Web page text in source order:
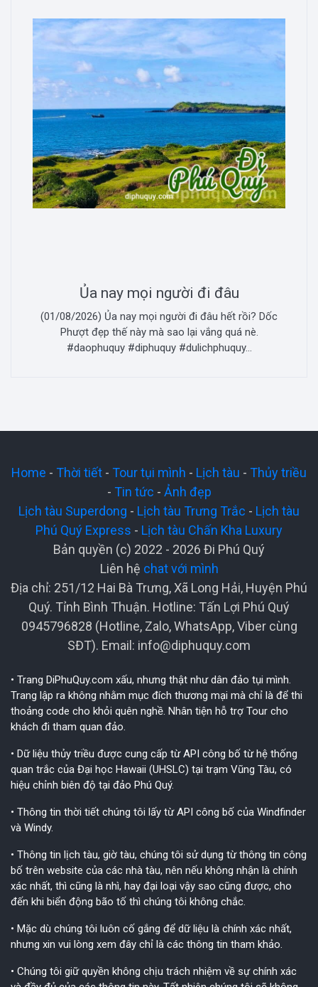
Ủa nay mọi người đi đâu
(01/08/2026) Ủa nay mọi người đi đâu hết rồi? Dốc
Phượt đẹp thế này mà sao lại vắng quá nè.
#daophuquy #diphuquy #dulichphuquy...
Home - Thời tiết - Tour tụi mình - Lịch tàu - Thủy triều
- Tin tức - Ảnh đẹp
Lịch tàu Superdong - Lịch tàu Trưng Trắc - Lịch tàu
Phú Quý Express - Lịch tàu Chấn Kha Luxury
Bản quyền (c) 2022 - 2026 Đi Phú Quý
Liên hệ chat với mình
Địa chỉ: 251/12 Hai Bà Trưng, Xã Long Hải, Huyện Phú
Quý. Tỉnh Bình Thuận. Hotline: Tấn Lợi Phú Quý
0945796828 (Hotline, Zalo, WhatsApp, Viber cùng
SĐT). Email: info@diphuquy.com
• Trang DiPhuQuy.com xấu, nhưng thật như dân đảo tụi mình.
Trang lập ra không nhằm mục đích thương mại mà chỉ là để thi
thoảng code cho khỏi quên nghề. Nhân tiện hỗ trợ Tour cho
khách đi tham quan đảo.
• Dữ liệu thủy triều được cung cấp từ API công bố từ hệ thống
quan trắc của Đại học Hawaii (UHSLC) tại trạm Vũng Tàu, có
hiệu chỉnh biên độ tại đảo Phú Quý.
• Thông tin thời tiết chúng tôi lấy từ API công bố của Windfinder
và Windy.
• Thông tin lịch tàu, giờ tàu, chúng tôi sử dụng từ thông tin công
bố trên website của các nhà tàu, nên nếu không nhận là chính
xác nhất, thì cũng là nhì, hay đại loại vậy sao cũng được, cho
đến khi biển động bão tố thì chúng tôi không chắc.
• Mặc dù chúng tôi luôn cố gắng để dữ liệu là chính xác nhất,
nhưng xin vui lòng xem đây chỉ là các thông tin tham khảo.
• Chúng tôi giữ quyền không chịu trách nhiệm về sự chính xác